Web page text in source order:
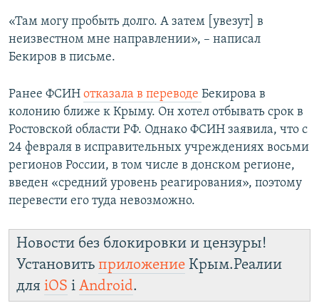
«Там могу пробыть долго. А затем [увезут] в
неизвестном мне направлении», – написал
Бекиров в письме.
Ранее ФСИН отказала в переводе Бекирова в
колонию ближе к Крыму. Он хотел отбывать срок в
Ростовской области РФ. Однако ФСИН заявила, что с
24 февраля в исправительных учреждениях восьми
регионов России, в том числе в донском регионе,
введен «средний уровень реагирования», поэтому
перевести его туда невозможно.
Новости без блокировки и цензуры!
Установить приложение Крым.Реалии
для iOS і Android.